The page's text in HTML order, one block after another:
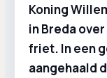
Koning
in Breda
friet. In een
aangehaald